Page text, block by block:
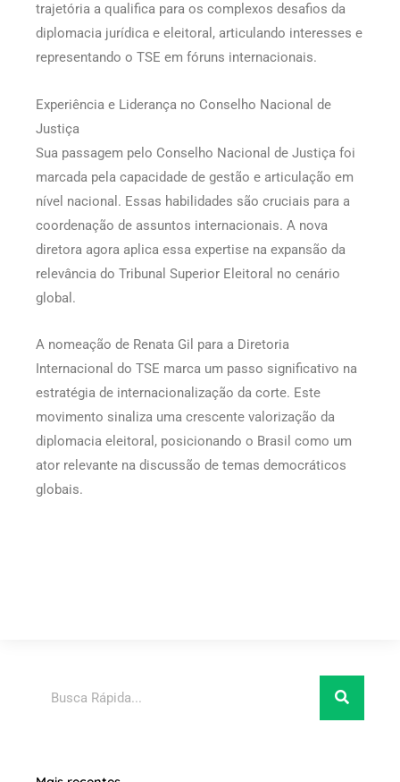
trajetória a qualifica para os complexos desafios da
diplomacia jurídica e eleitoral, articulando interesses e
representando o TSE em fóruns internacionais.
Experiência e Liderança no Conselho Nacional de
Justiça
Sua passagem pelo Conselho Nacional de Justiça foi
marcada pela capacidade de gestão e articulação em
nível nacional. Essas habilidades são cruciais para a
coordenação de assuntos internacionais. A nova
diretora agora aplica essa expertise na expansão da
relevância do Tribunal Superior Eleitoral no cenário
global.
A nomeação de Renata Gil para a Diretoria
Internacional do TSE marca um passo significativo na
estratégia de internacionalização da corte. Este
movimento sinaliza uma crescente valorização da
diplomacia eleitoral, posicionando o Brasil como um
ator relevante na discussão de temas democráticos
globais.